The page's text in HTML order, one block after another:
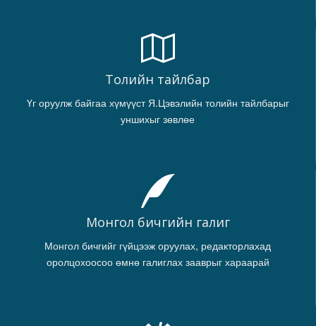
Толийн тайлбар
Үг оруулж байгаа хүмүүст Я.Цэвэлийн толийн тайлбарыг
уншихыг зөвлөе
Монгол бичгийн галиг
Монгол бичгийг гүйцээж оруулах, редакторлахад
оролцохоосоо өмнө галиглах зааврыг хараарай